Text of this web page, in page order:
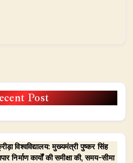
Post
विश्वविद्यालय: मुख्यमंत्री पुष्कर सिंह
निर्माण कार्यों की समीक्षा की, समय-सीमा